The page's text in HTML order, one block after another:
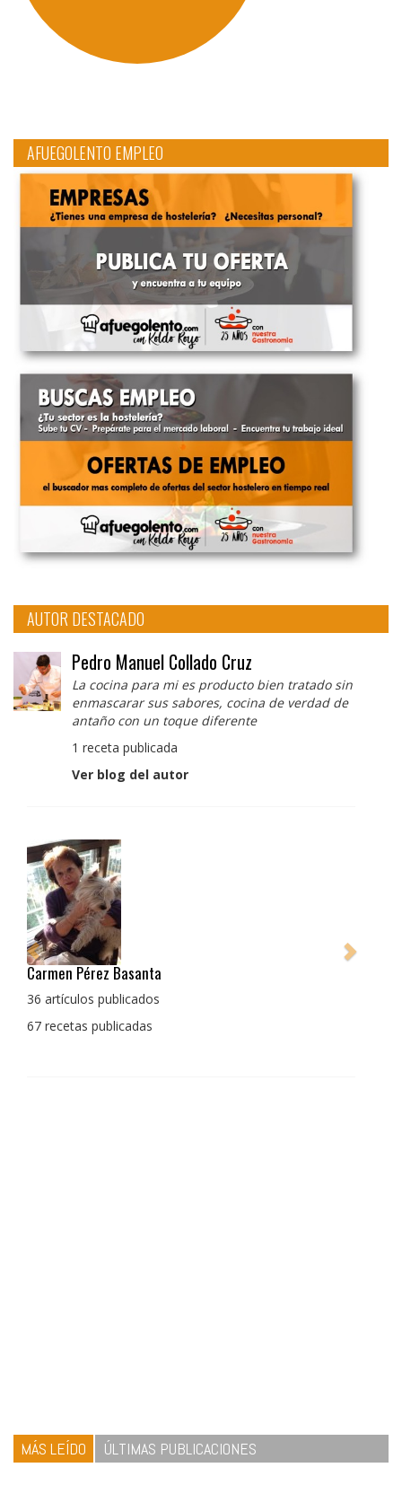
AFUEGOLENTO EMPLEO
AUTOR DESTACADO
Pedro Manuel Collado Cruz
La cocina para mi es producto bien tratado sin
enmascarar sus sabores, cocina de verdad de
antaño con un toque diferente
1 receta publicada
Ver blog del autor
Pedro Manuel Collado Cruz
La cocina para mi es producto bien tratado sin
con un toque diferente